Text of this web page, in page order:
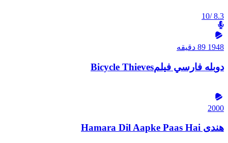
8.3
/10
1948 89 دقیقه
دوبله فارسي فيلمBicycle Thieves
2000
هندی Hamara Dil Aapke Paas Hai